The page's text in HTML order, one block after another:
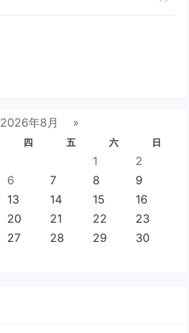
2026年8月 »
四 五 六 日
1
2
6 7 8
9
13 14 15
16
20 21 22
23
27 28 29
30